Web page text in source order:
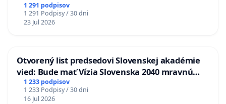
1 291 podpisov
1 291 Podpisy / 30 dni
23 Jul 2026
Otvorený list predsedovi Slovenskej akadémie
vied: Bude mať Vízia Slovenska 2040 mravnú
chrbticu?
1 233 podpisov
1 233 Podpisy / 30 dni
16 Jul 2026